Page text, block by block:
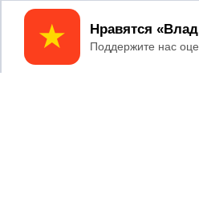
Принять